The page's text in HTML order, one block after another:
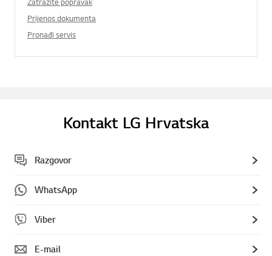
Prijenos dokumenta
Pronađi servis
Kontakt LG Hrvatska
Razgovor
WhatsApp
Viber
E-mail